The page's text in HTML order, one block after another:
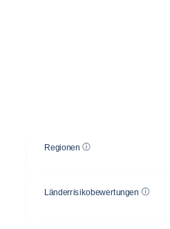
Regionen Hilfe
Länderrisikobewertungen Hilfe